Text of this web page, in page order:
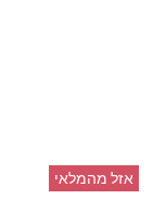
אזל מהמלאי